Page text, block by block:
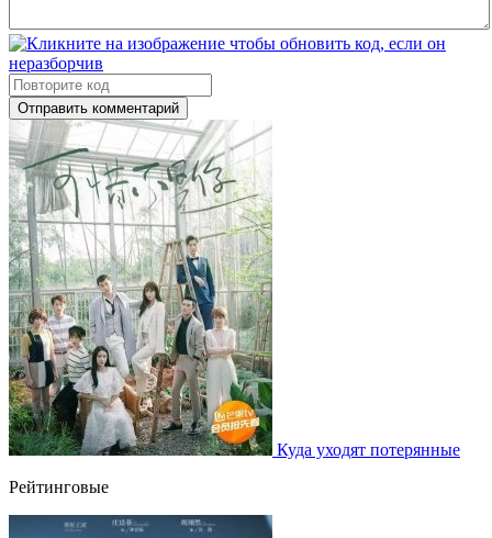
Отправить комментарий
Куда уходят потерянные
Рейтинговые